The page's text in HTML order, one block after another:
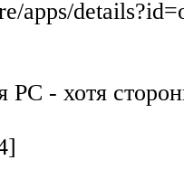
apps/
РС - хотя